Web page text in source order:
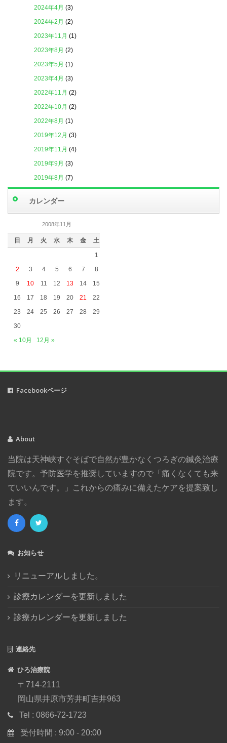
2024年4月 (3)
2024年2月 (2)
2023年11月 (1)
2023年8月 (2)
2023年5月 (1)
2023年4月 (3)
2022年11月 (2)
2022年10月 (2)
2022年8月 (1)
2019年12月 (3)
2019年11月 (4)
2019年9月 (3)
2019年8月 (7)
2019年6月
2019年5月
(5)
2019年4月(3)
2019年3月(5)
2018年5月(2)
2017年8月
(1)
2017年4月(2)
2017年1月
(4)
2016年11月
2016年10月
2016年6月 (1)
2016年4月
2016年3月(1)
2015年11月
2015年7月
2015年6月
2015年5月(1)
2015年1月(5)
2014年12月(2)
カレンダー
2008年11月
日 月 火 水 木 金 土
1
2
3 4 5 6 7
8
9
10 11 12 13 14
15
16
17 18 19 20 21
22
23
24 25 26 27 28
29
30
« 10月
12月 »
Facebookページ
About
当院は天神峡すぐそばで自然が豊かなくつろぎの鍼灸治療
院です。予防医学を推奨していますので「痛くなくても来
ていいんです。」これからの痛みに備えたケアを提案致し
ます。
お知らせ
リニューアルしました。
診療カレンダーを更新しました
診療カレンダーを更新しました
連絡先
ひろ治療院
〒714-2111
岡山県井原市芳井町吉井963
Tel : 0866-72-1723
受付時間 : 9:00 - 20:00